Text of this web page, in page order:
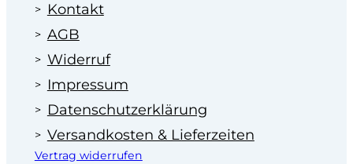
Kontakt
AGB
Widerruf
Impressum
Datenschutzerklärung
Versandkosten & Lieferzeiten
Vertrag widerrufen